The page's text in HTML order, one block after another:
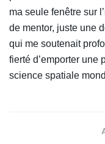
ma seule fenêtre sur
de mentor, juste une
qui me soutenait
fierté d’emporter
science spatiale